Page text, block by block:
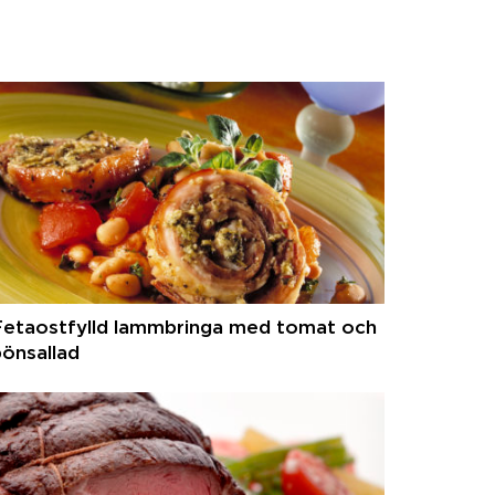
lammbringa med tomat och